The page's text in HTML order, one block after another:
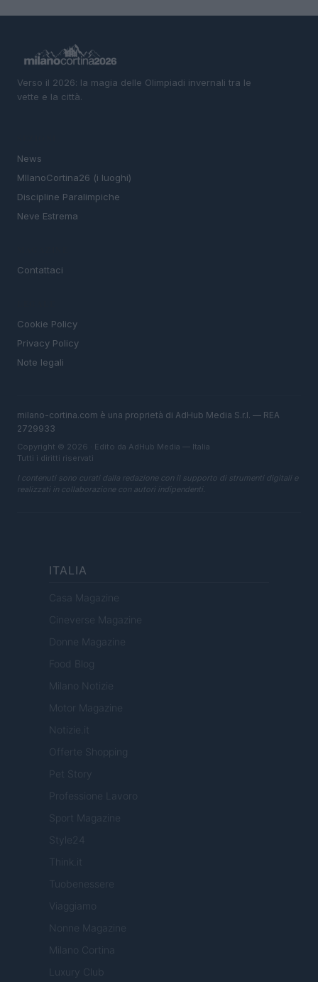
Verso il 2026: la magia delle Olimpiadi invernali tra le
vette e la città.
News
MIlanoCortina26 (i luoghi)
Discipline Paralimpiche
Neve Estrema
Contattaci
Cookie Policy
Privacy Policy
Note legali
milano-cortina.com è una proprietà di AdHub Media S.r.l. — REA
2729933
Copyright © 2026 · Edito da AdHub Media — Italia
Tutti i diritti riservati
I contenuti sono curati dalla redazione con il supporto di strumenti digitali e
realizzati in collaborazione con autori indipendenti.
ITALIA
Casa Magazine
Cineverse Magazine
Donne Magazine
Food Blog
Milano Notizie
Motor Magazine
Notizie.it
Offerte Shopping
Pet Story
Professione Lavoro
Sport Magazine
Style24
Think.it
Tuobenessere
Viaggiamo
Nonne Magazine
Milano Cortina
Luxury Club